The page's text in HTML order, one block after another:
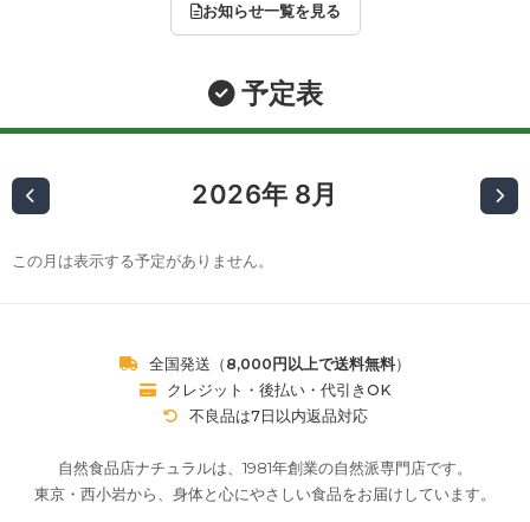
お知らせ一覧を見る
予定表
2026年 8月
この月は表示する予定がありません。
全国発送（ 8,000円以上で送料無料）
クレジット・後払い・代引きOK
不良品は7日以内返品対応
自然食品店ナチュラルは、1981年創業の自然派専門店です。
東京・西小岩から、身体と心にやさしい食品をお届けしています。